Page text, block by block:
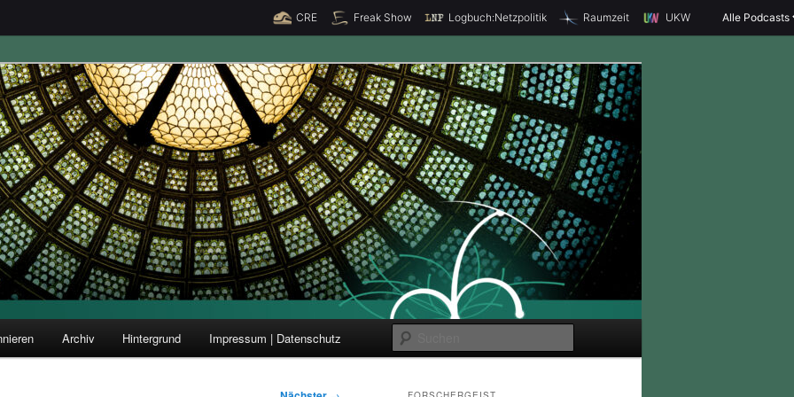
CRE Freak Show Logbuch:Netzpolitik Raumzeit UKW Alle Podcasts
und Forschung
u
Archiv Hintergrund Impressum | Datenschutz